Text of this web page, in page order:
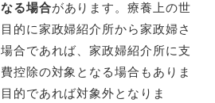
る場合があります。療養上の世
的に家政婦紹介所から家政婦さ
合であれば、家政婦紹介所に支
控除の対象となる場合もありま
的であれば対象外となりま